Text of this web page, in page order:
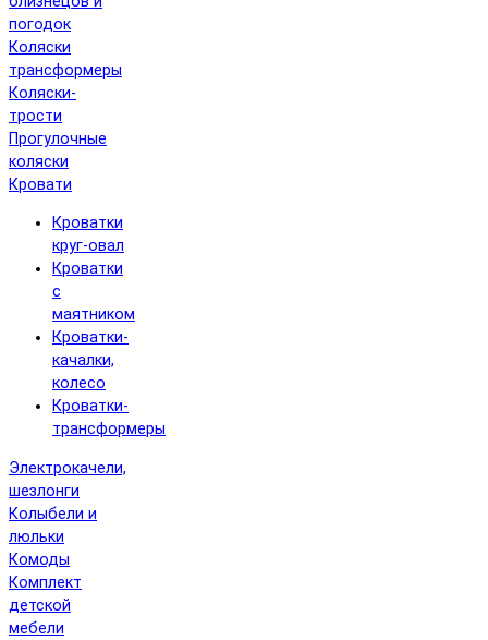
погодок
Коляски
трансформеры
Коляски-
трости
Прогулочные
коляски
Кровати
Кроватки
круг-овал
Кроватки
с
маятником
Кроватки-
качалки,
колесо
Кроватки-
трансформеры
Электрокачели,
шезлонги
Колыбели и
люльки
Комоды
Комплект
детской
мебели